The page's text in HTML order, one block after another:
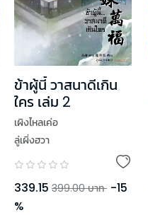
ข้าผู้นี้ วาสนาดีเกิน
ใคร เล่ม 2
เผิงไหลเค่อ
ลู่เผิ่งฮวา
339.15 399.00 บาท -15
%